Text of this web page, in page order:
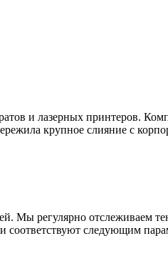
и лазерных принтеров.
крупное слияние с
Мы регулярно отслеживаем
следующим